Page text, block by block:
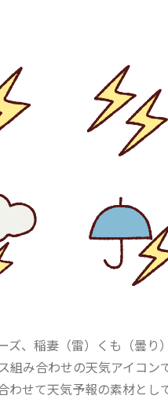
ズ、稲妻（雷）くも（曇り
組み合わせの天気アイコン
わせて天気予報の素材とし